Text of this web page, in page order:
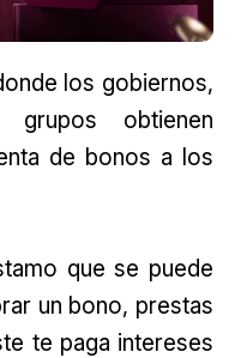
los gobiernos,
obtienen
de bonos a los
que se puede
un bono, prestas
te paga intereses